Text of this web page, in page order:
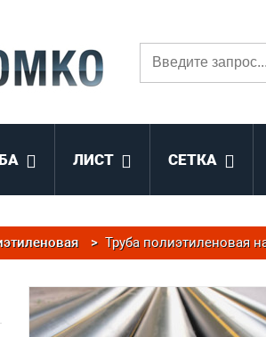
ЛИСТ СЕТКА
> Труба полиэтиленовая